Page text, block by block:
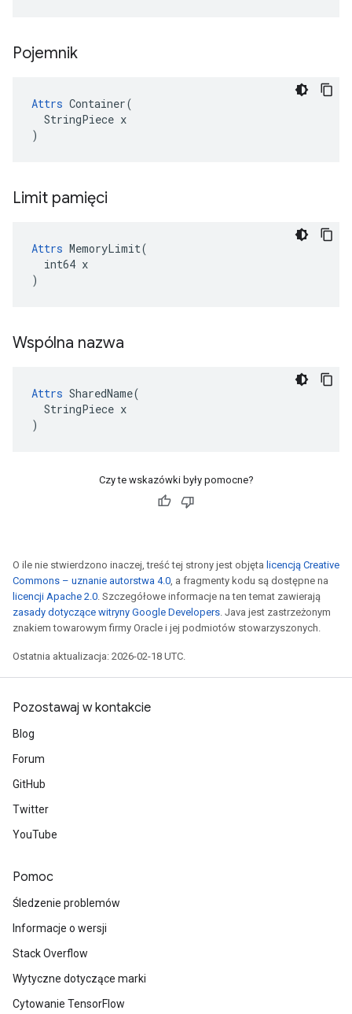
Pojemnik
Attrs Container(
  StringPiece x
)
Limit pamięci
Attrs MemoryLimit(
  int64 x
)
Wspólna nazwa
Attrs SharedName(
  StringPiece x
)
Czy te wskazówki były pomocne?
O ile nie stwierdzono inaczej, treść tej strony jest objęta licencją Creative
Commons – uznanie autorstwa 4.0, a fragmenty kodu są dostępne na
licencji Apache 2.0. Szczegółowe informacje na ten temat zawierają
zasady dotyczące witryny Google Developers. Java jest zastrzeżonym
znakiem towarowym firmy Oracle i jej podmiotów stowarzyszonych.
Ostatnia aktualizacja: 2026-02-18 UTC.
Pozostawaj w kontakcie
Blog
Forum
GitHub
Twitter
YouTube
Pomoc
Śledzenie problemów
Informacje o wersji
Stack Overflow
Wytyczne dotyczące marki
Cytowanie TensorFlow